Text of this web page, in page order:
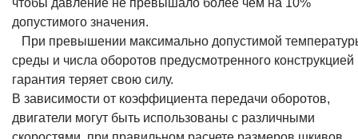
чтобы давление не превышало более чем на 10%
допустимого значения.
При превышении максимально допустимой
среды и числа оборотов предусмотренного конструкцией
гарантия теряет свою силу.
В зависимости от коэффициента передачи оборотов,
двигатели могут быть использованы с различными